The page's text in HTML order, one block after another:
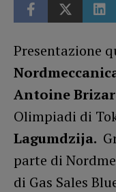
Presentazione
Antoine
Olimpiadi di
Lagumdzija.
parte di
di Gas Sales